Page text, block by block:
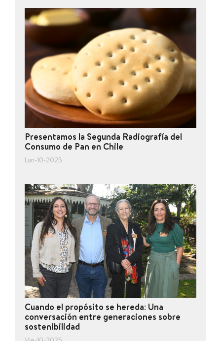
Presentamos la Segunda Radiografía del
Consumo de Pan en Chile
Lun-10-2025
Cuando el propósito se hereda: Una
conversación entre generaciones sobre
sostenibilidad